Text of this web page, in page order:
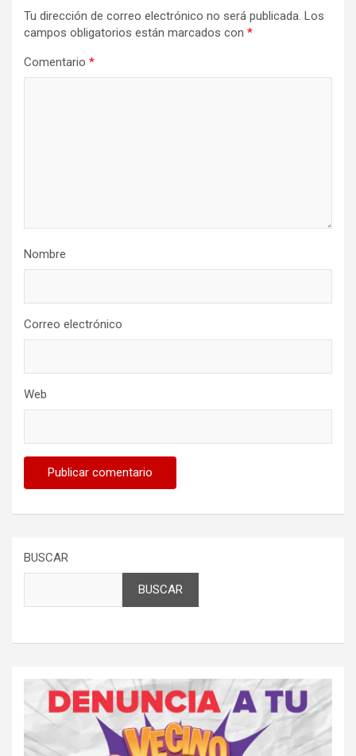
Tu dirección de correo electrónico no será publicada. Los
campos obligatorios están marcados con *
Comentario *
Nombre
Correo electrónico
Web
BUSCAR
BUSCAR